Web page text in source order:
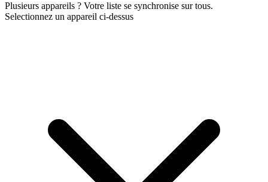
Plusieurs appareils ? Votre liste se synchronise sur tous.
Selectionnez un appareil ci-dessus